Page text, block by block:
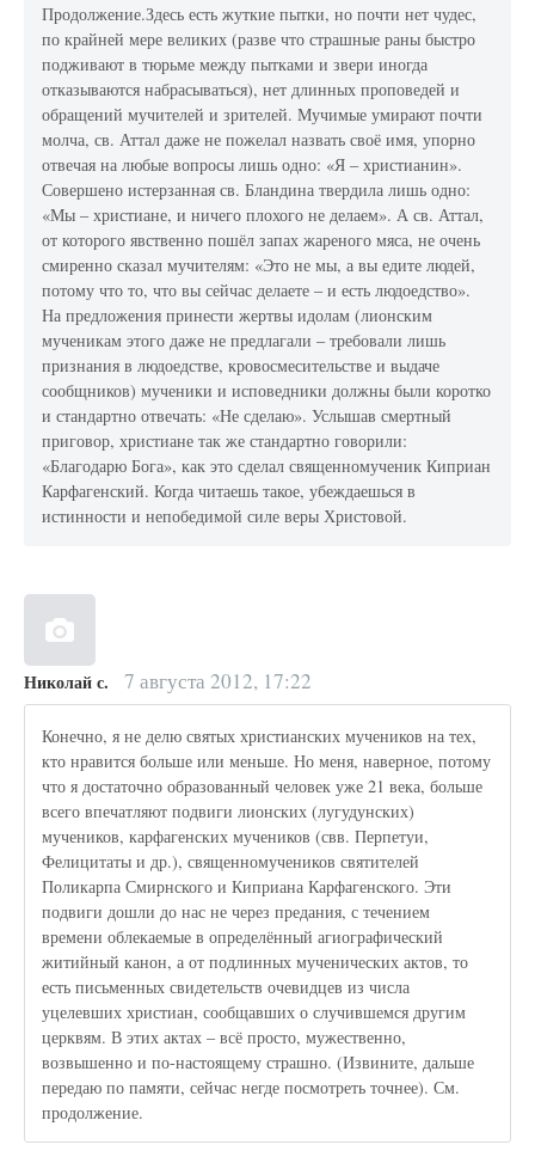
Продолжение.Здесь есть жуткие пытки, но почти нет чудес,
по крайней мере великих (разве что страшные раны быстро
подживают в тюрьме между пытками и звери иногда
отказываются набрасываться), нет длинных проповедей и
обращений мучителей и зрителей. Мучимые умирают почти
молча, св. Аттал даже не пожелал назвать своё имя, упорно
отвечая на любые вопросы лишь одно: «Я – христианин».
Совершено истерзанная св. Бландина твердила лишь одно:
«Мы – христиане, и ничего плохого не делаем». А св. Аттал,
от которого явственно пошёл запах жареного мяса, не очень
смиренно сказал мучителям: «Это не мы, а вы едите людей,
потому что то, что вы сейчас делаете – и есть людоедство».
На предложения принести жертвы идолам (лионским
мученикам этого даже не предлагали – требовали лишь
признания в людоедстве, кровосмесительстве и выдаче
сообщников) мученики и исповедники должны были коротко
и стандартно отвечать: «Не сделаю». Услышав смертный
приговор, христиане так же стандартно говорили:
«Благодарю Бога», как это сделал священномученик Киприан
Карфагенский. Когда читаешь такое, убеждаешься в
истинности и непобедимой силе веры Христовой.
Николай с. 7 августа 2012, 17:22
Конечно, я не делю святых христианских мучеников на тех,
кто нравится больше или меньше. Но меня, наверное, потому
что я достаточно образованный человек уже 21 века, больше
всего впечатляют подвиги лионских (лугудунских)
мучеников, карфагенских мучеников (свв. Перпетуи,
Фелицитаты и др.), священномучеников святителей
Поликарпа Смирнского и Киприана Карфагенского. Эти
подвиги дошли до нас не через предания, с течением
времени облекаемые в определённый агиографический
житийный канон, а от подлинных мученических актов, то
есть письменных свидетельств очевидцев из числа
уцелевших христиан, сообщавших о случившемся другим
церквям. В этих актах – всё просто, мужественно,
возвышенно и по-настоящему страшно. (Извините, дальше
передаю по памяти, сейчас негде посмотреть точнее). См.
продолжение.